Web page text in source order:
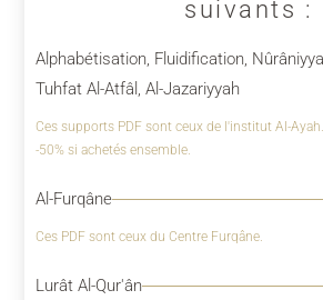
suivants :
Alphabétisation, Fluidification,
Tuhfat Al-Atfâl, Al-Jazariyyah
Ces supports PDF sont ceux de l'institut Al-
-50% si achetés ensemble.
Al-Furqâne
Ces PDF sont ceux du Centre Furqâne.
Lurât Al-Qur'ân